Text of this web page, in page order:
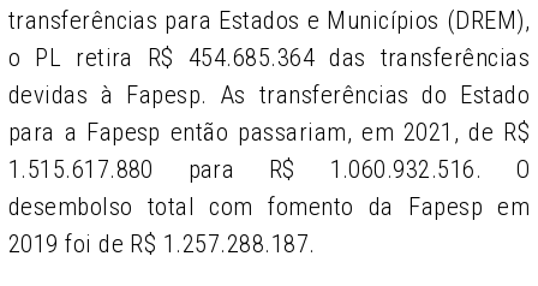
transferências para Estados e Municípios (DREM),
o PL retira R$ 454.685.364 das transferências
devidas à Fapesp. As transferências do Estado
para a Fapesp então passariam, em 2021, de R$
1.515.617.880 para R$ 1.060.932.516. O
desembolso total com fomento da Fapesp em
2019 foi de R$ 1.257.288.187.